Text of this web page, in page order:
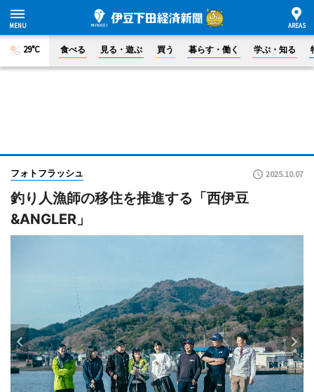
29°C 食べる 見る・遊ぶ 買う 暮らす・働く 学ぶ・知る
フォトフラッシュ 2025.10.07
釣り人漁師の移住を推進する「西伊豆
&ANGLER」